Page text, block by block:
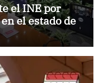
el INE por
el estado de